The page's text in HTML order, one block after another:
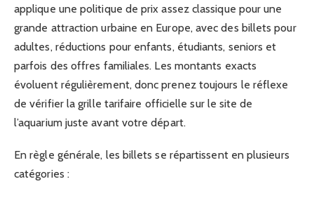
applique une politique de prix assez classique pour une
grande attraction urbaine en Europe, avec des billets pour
adultes, réductions pour enfants, étudiants, seniors et
parfois des offres familiales. Les montants exacts
évoluent régulièrement, donc prenez toujours le réflexe
de vérifier la grille tarifaire officielle sur le site de
l’aquarium juste avant votre départ.
En règle générale, les billets se répartissent en plusieurs
catégories :